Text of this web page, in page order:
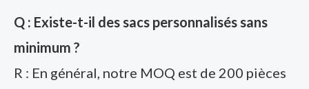
Q : Existe-t-il des sacs personnalisés sans
minimum ?
R : En général, notre MOQ est de 200 pièces